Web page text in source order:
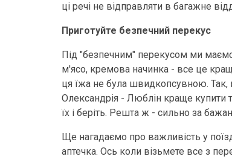
ці речі не відправляти в багажне
Приготуйте безпечний перекус
Під "безпечним" перекусом ми маємо
м'ясо, кремова начинка - все це
ця їжа не була швидкопсувною. Так,
Олександрія - Люблін краще купити
їх і беріть. Решта ж - сильно за
Ще нагадаємо про важливість у
аптечка. Ось коли візьмете все з